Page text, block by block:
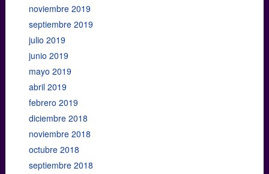
noviembre 2019
septiembre 2019
julio 2019
junio 2019
mayo 2019
abril 2019
febrero 2019
diciembre 2018
noviembre 2018
octubre 2018
septiembre 2018